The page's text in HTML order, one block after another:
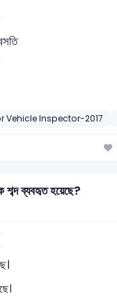
Vehicle Inspector-2017
শব্দ ব্যবহৃত হয়েছে?